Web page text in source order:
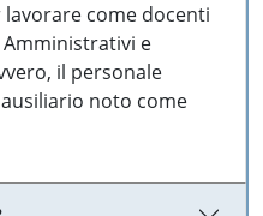
come docenti
Amministrativi e
il personale
noto come